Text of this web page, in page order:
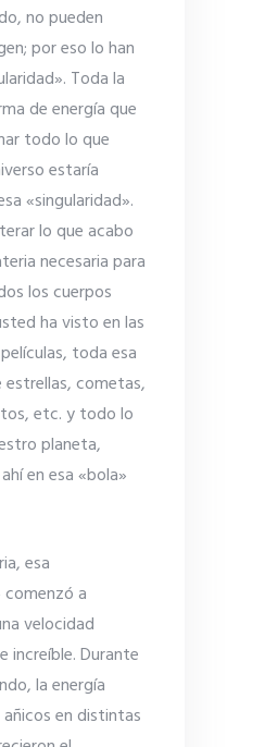
no pueden
por eso lo han
Toda la
de energía que
todo lo que
estaría
«singularidad».
lo que acabo
necesaria para
los cuerpos
ha visto en las
toda esa
estrellas, cometas,
etc. y todo lo
planeta,
en esa «bola»
esa
comenzó a
velocidad
increíble. Durante
la energía
en distintas